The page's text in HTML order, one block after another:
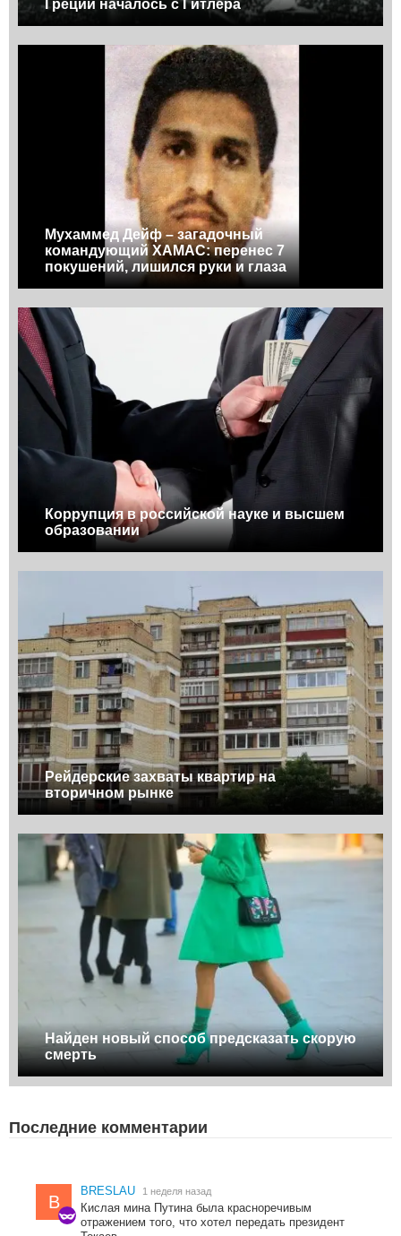
Греции началось с Гитлера
Мухаммед Дейф – загадочный
командующий ХАМАС: перенес 7
покушений, лишился руки и глаза
Коррупция в российской науке и высшем
образовании
Рейдерские захваты квартир на
вторичном рынке
Найден новый способ предсказать скорую
смерть
Последние комментарии
B
BRESLAU 1 неделя назад
Кислая мина Путина была красноречивым
отражением того, что хотел передать президент